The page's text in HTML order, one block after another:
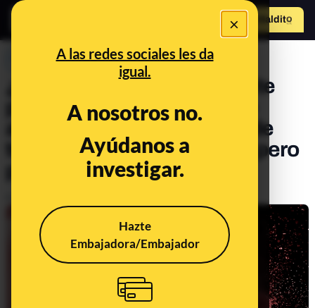
×
A las redes sociales les da
igual.
A nosotros no.
Ayúdanos a
investigar.
Hazte
Embajadora/Embajador
Hazte Maldito
PREBUNKING
¿El coronavirus se transmite
por el aire? La OMS admite
ahora que hay posibilidad de
transmisión por aerosoles pero
pide más investigación*